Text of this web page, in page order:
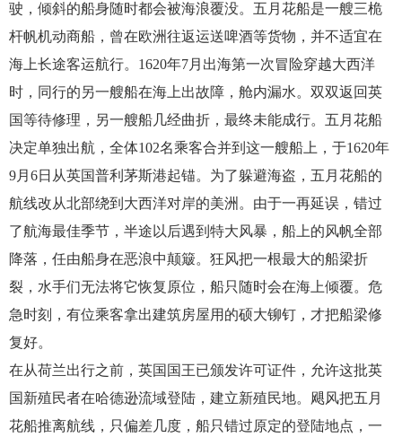
驶，倾斜的船身随时都会被海浪覆没。五月花船是一艘三桅
杆帆机动商船，曾在欧洲往返运送啤酒等货物，并不适宜在
海上长途客运航行。1620年7月出海第一次冒险穿越大西洋
时，同行的另一艘船在海上出故障，舱内漏水。双双返回英
国等待修理，另一艘船几经曲折，最终未能成行。五月花船
决定单独出航，全体102名乘客合并到这一艘船上，于1620年
9月6日从英国普利茅斯港起锚。为了躲避海盗，五月花船的
航线改从北部绕到大西洋对岸的美洲。由于一再延误，错过
了航海最佳季节，半途以后遇到特大风暴，船上的风帆全部
降落，任由船身在恶浪中颠簸。狂风把一根最大的船梁折
裂，水手们无法将它恢复原位，船只随时会在海上倾覆。危
急时刻，有位乘客拿出建筑房屋用的硕大铆钉，才把船梁修
复好。
在从荷兰出行之前，英国国王已颁发许可证件，允许这批英
国新殖民者在哈德逊流域登陆，建立新殖民地。飓风把五月
花船推离航线，只偏差几度，船只错过原定的登陆地点，一